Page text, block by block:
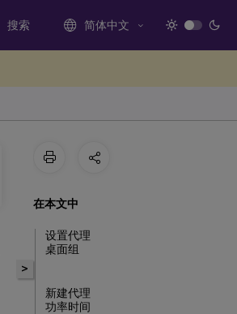
搜索 简体中文
>
在本文中
设置代理
桌面组
新建代理
功率时间